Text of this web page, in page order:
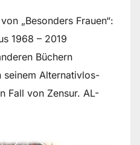
„Besonders Frauen“:
1968 – 2019
Büchern
seinem Alternativlos-
Fall von Zensur. AL-